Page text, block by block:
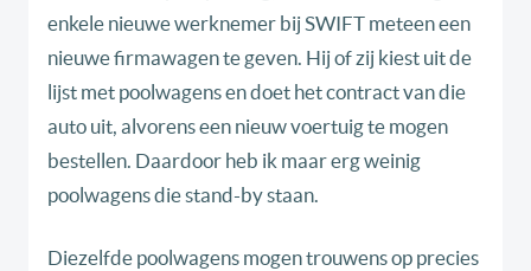
enkele nieuwe werknemer bij SWIFT meteen een
nieuwe firmawagen te geven. Hij of zij kiest uit de
lijst met poolwagens en doet het contract van die
auto uit, alvorens een nieuw voertuig te mogen
bestellen. Daardoor heb ik maar erg weinig
poolwagens die stand-by staan.
Diezelfde poolwagens mogen trouwens op precies